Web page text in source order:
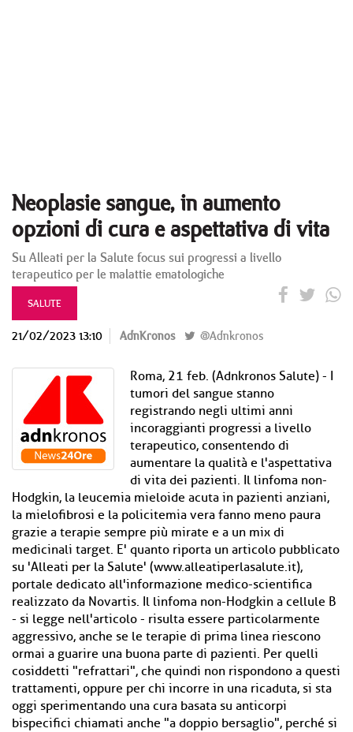
Neoplasie sangue, in aumento
opzioni di cura e aspettativa di vita
Su Alleati per la Salute focus sui progressi a livello
terapeutico per le malattie ematologiche
SALUTE
21/02/2023 13:10 AdnKronos @Adnkronos
Roma, 21 feb. (Adnkronos Salute) - I
tumori del sangue stanno
registrando negli ultimi anni
incoraggianti progressi a livello
terapeutico, consentendo di
aumentare la qualità e l'aspettativa
di vita dei pazienti. Il linfoma non-
Hodgkin, la leucemia mieloide acuta in pazienti anziani,
la mielofibrosi e la policitemia vera fanno meno paura
grazie a terapie sempre più mirate e a un mix di
medicinali target. E' quanto riporta un articolo pubblicato
su 'Alleati per la Salute' (www.alleatiperlasalute.it),
portale dedicato all'informazione medico-scientifica
realizzato da Novartis. Il linfoma non-Hodgkin a cellule B
- si legge nell'articolo - risulta essere particolarmente
aggressivo, anche se le terapie di prima linea riescono
ormai a guarire una buona parte di pazienti. Per quelli
cosiddetti "refrattari", che quindi non rispondono a questi
trattamenti, oppure per chi incorre in una ricaduta, si sta
oggi sperimentando una cura basata su anticorpi
bispecifici chiamati anche "a doppio bersaglio", perché si